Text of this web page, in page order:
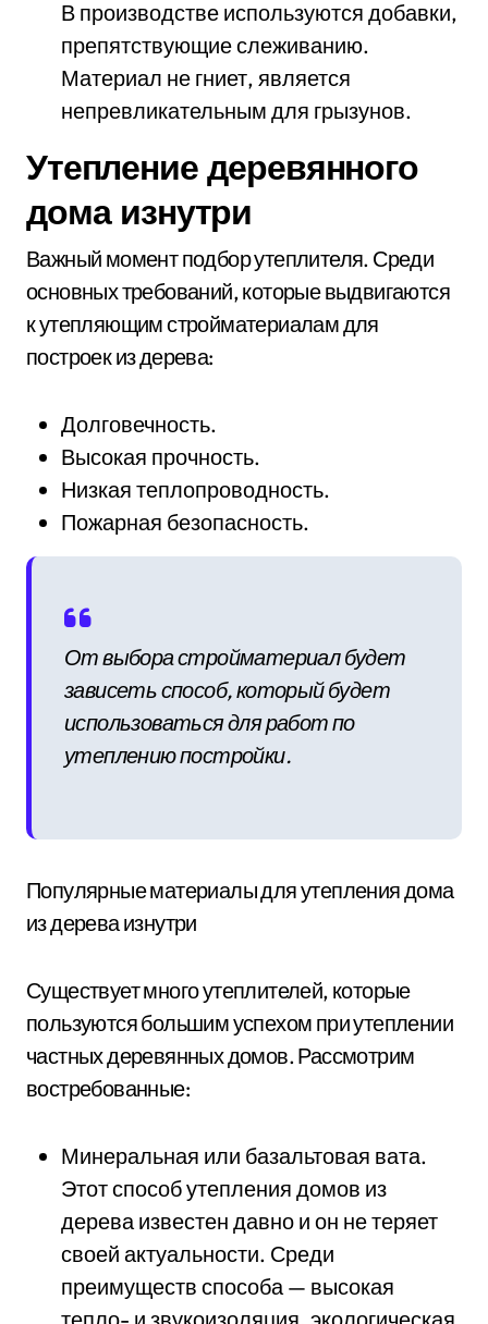
В производстве используются добавки,
препятствующие слеживанию.
Материал не гниет, является
непревликательным для грызунов.
Утепление деревянного
дома изнутри
Важный момент подбор утеплителя. Среди
основных требований, которые выдвигаются
к утепляющим стройматериалам для
построек из дерева:
Долговечность.
Высокая прочность.
Низкая теплопроводность.
Пожарная безопасность.
От выбора стройматериал будет
зависеть способ, который будет
использоваться для работ по
утеплению постройки.
Популярные материалы для утепления дома
из дерева изнутри
Существует много утеплителей, которые
пользуются большим успехом при утеплении
частных деревянных домов. Рассмотрим
востребованные:
Минеральная или базальтовая вата.
Этот способ утепления домов из
дерева известен давно и он не теряет
своей актуальности. Среди
преимуществ способа — высокая